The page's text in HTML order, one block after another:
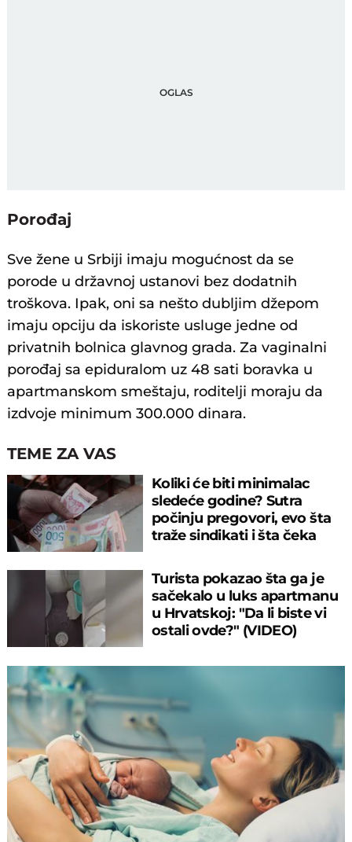
Porođaj
Sve žene u Srbiji imaju mogućnost da se
porode u državnoj ustanovi bez dodatnih
troškova. Ipak, oni sa nešto dubljim džepom
imaju opciju da iskoriste usluge jedne od
privatnih bolnica glavnog grada. Za vaginalni
porođaj sa epiduralom uz 48 sati boravka u
apartmanskom smeštaju, roditelji moraju da
izdvoje minimum 300.000 dinara.
TEME ZA VAS
Koliki će biti minimalac
sledeće godine? Sutra
počinju pregovori, evo šta
traže sindikati i šta čeka
Turista pokazao šta ga je
sačekalo u luks apartmanu
u Hrvatskoj: "Da li biste vi
ostali ovde?" (VIDEO)